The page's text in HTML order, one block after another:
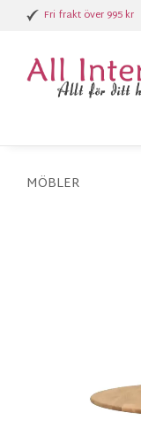
Fri frakt över 995 kr
MÖBLER